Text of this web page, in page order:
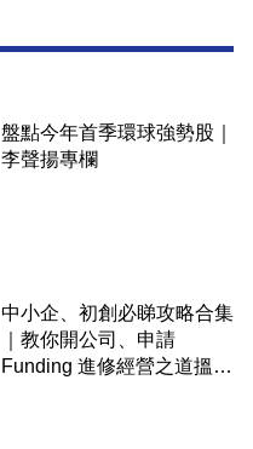
盤點今年首季環球強勢股｜
李聲揚專欄
中小企、初創必睇攻略合集
｜教你開公司、申請
Funding 進修經營之道搵大